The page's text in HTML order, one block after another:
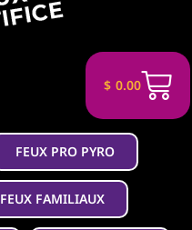
$ 0.00
FEUX PRO PYRO
FEUX FAMILIAUX